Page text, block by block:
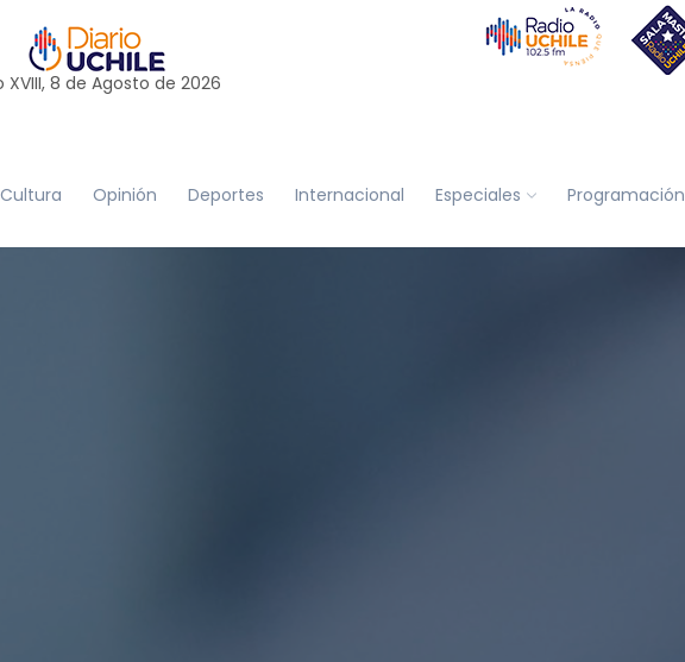
XVIII, 8 de Agosto de 2026
Cultura Opinión Deportes Internacional Especiales Programación